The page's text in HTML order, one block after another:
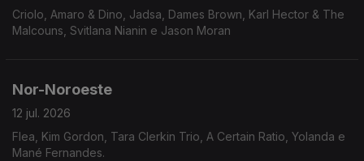
Criolo, Amaro & Dino, Jadsa, Dames Brown, Karl Hector & The
Malcouns, Svitlana Nianin e Jason Moran
Nor-Noroeste
12 jul. 2026
Flea, Kim Gordon, Tara Clerkin Trio, A Certain Ratio, Yolanda e
Mané Fernandes.